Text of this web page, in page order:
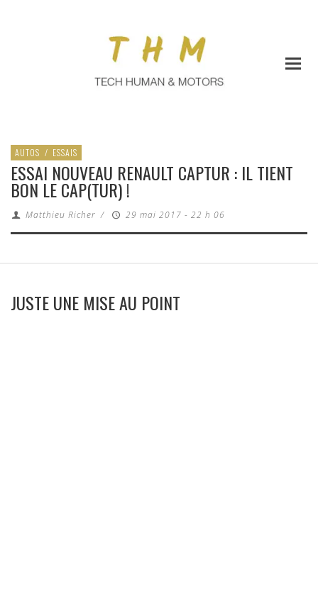
AUTOS / ESSAIS
ESSAI NOUVEAU RENAULT CAPTUR : IL TIENT
BON LE CAP(TUR) !
Matthieu Richer / 29 mai 2017 - 22 h 06
JUSTE UNE MISE AU POINT